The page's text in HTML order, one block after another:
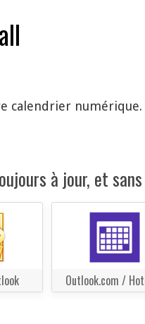
à jour, et
Outlook.com /